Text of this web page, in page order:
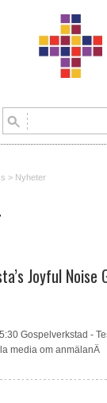
> Nyheter
Joyful Noise
Gospelverkstad -
media om anmälanÄ